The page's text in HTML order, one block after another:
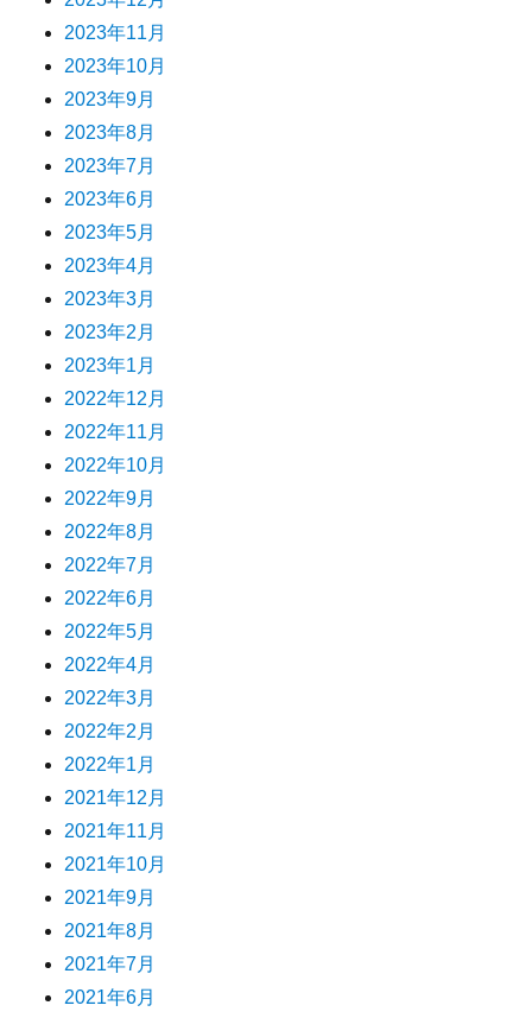
2023年11月
2023年10月
2023年9月
2023年8月
2023年7月
2023年6月
2023年5月
2023年4月
2023年3月
2023年2月
2023年1月
2022年12月
2022年11月
2022年10月
2022年9月
2022年8月
2022年7月
2022年6月
2022年5月
2022年4月
2022年3月
2022年2月
2022年1月
2021年12月
2021年11月
2021年10月
2021年9月
2021年8月
2021年7月
2021年6月